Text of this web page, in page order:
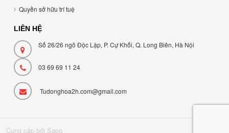
Quyền sở hữu trí tuệ
LIÊN HỆ
Số 26/26 ngõ Độc Lập, P. Cự Khối, Q. Long Biên, Hà Nội
03 69 69 11 24
Tudonghoa2h.com@gmail.com
Cung cấp bởi Sapo